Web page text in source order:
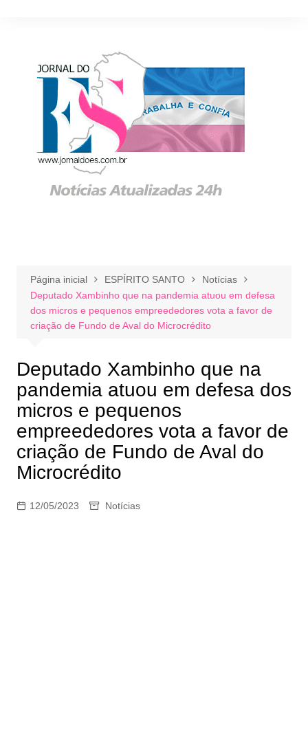
Página inicial ESPÍRITO SANTO
Notícias
Deputado Xambinho que na pandemia atuou em defesa
dos micros e pequenos empreededores vota a favor de
criação de Fundo de Aval do Microcrédito
Deputado Xambinho que na
pandemia atuou em defesa dos
micros e pequenos
empreededores vota a favor de
criação de Fundo de Aval do
Microcrédito
12/05/2023 Notícias